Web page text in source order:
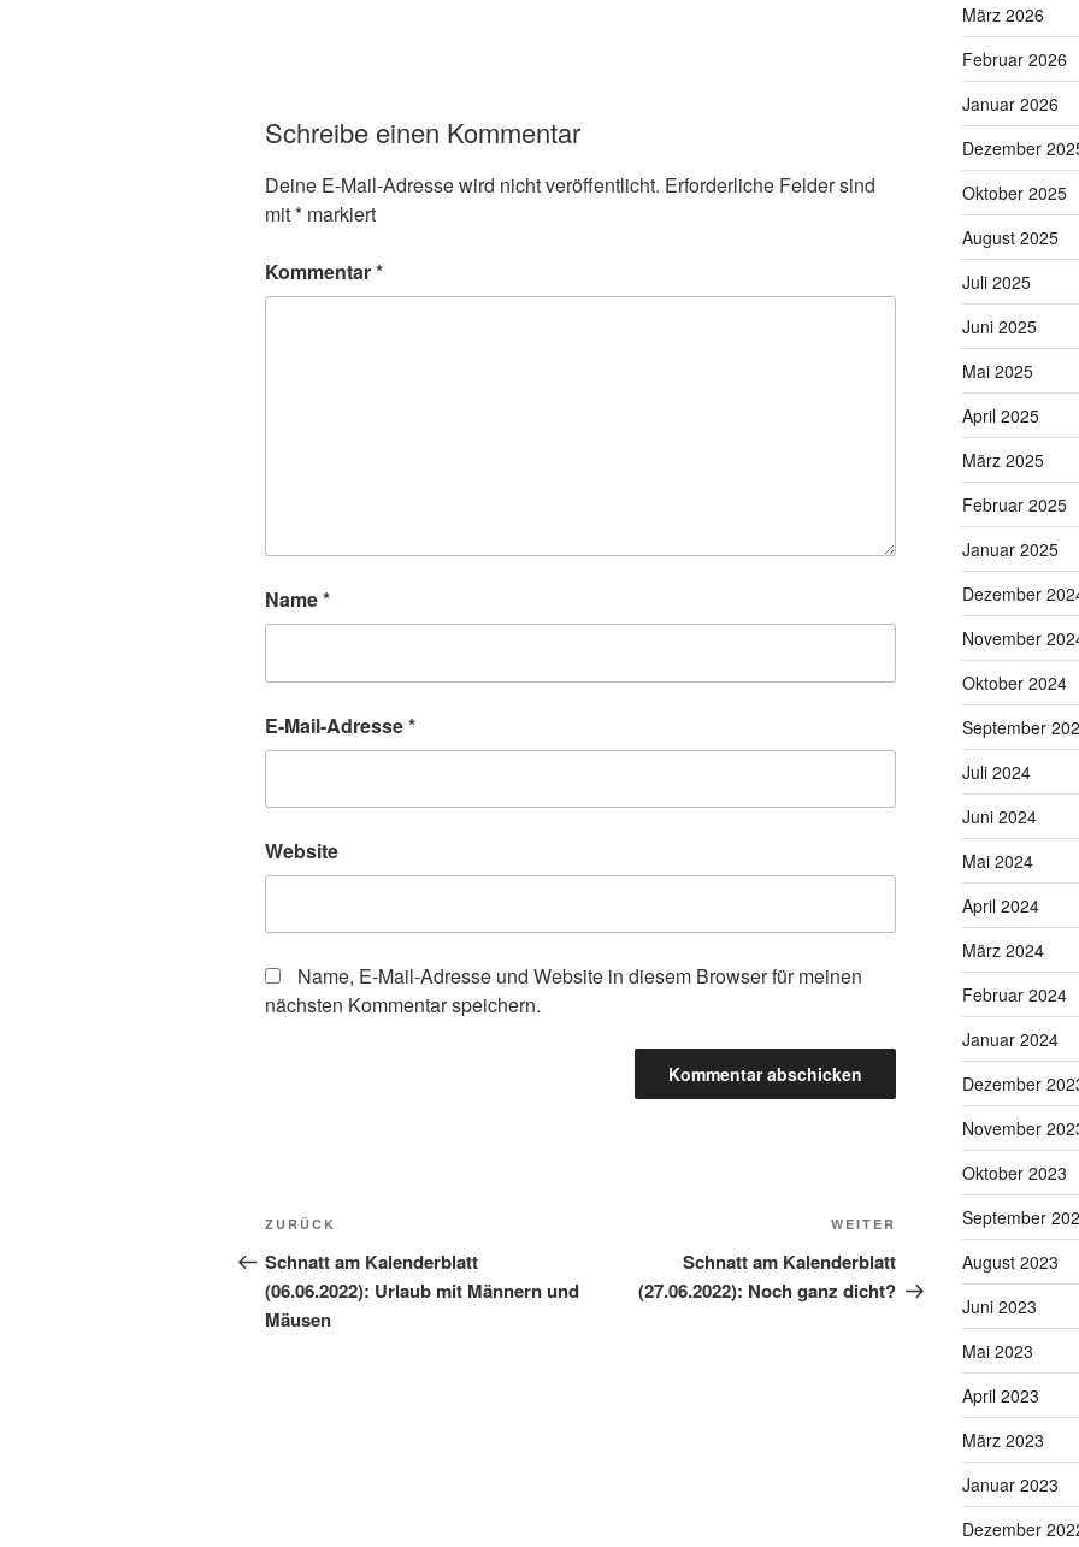
Schreibe einen Kommentar
Deine E-Mail-Adresse wird nicht veröffentlicht. Erforderliche Felder sind
mit* markiert
Kommentar*
Name*
E-Mail-Adresse*
Website
Name, E-Mail-Adresse und Website in diesem Browser für meinen
nächsten Kommentar speichern.
Beitragsnavigation
Vorheriger
Beitrag
ZURÜCK
Schnatt am Kalenderblatt
(06.06.2022): Urlaub mit Männern und
Mäusen
Nächster
Beitrag
WEITER
Schnatt am Kalenderblatt
(27.06.2022): Noch ganz dicht?
März 2026
Februar 2026
Januar 2026
Dezember
Oktober 2025
August 2025
Juli 2025
Juni 2025
Mai 2025
April 2025
März 2025
Februar 2025
Januar 2025
Dezember
November
Oktober 2024
September
Juli 2024
Juni 2024
Mai 2024
April 2024
März 2024
Februar 2024
Januar 2024
Dezember
November
Oktober 2023
September
August 2023
Juni 2023
Mai 2023
April 2023
März 2023
Januar 2023
Dezember